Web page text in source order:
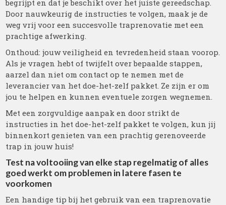
begrijpt en dat je beschikt over het juiste gereedschap.
Door nauwkeurig de instructies te volgen, maak je de
weg vrij voor een succesvolle traprenovatie met een
prachtige afwerking.
Onthoud: jouw veiligheid en tevredenheid staan voorop.
Als je vragen hebt of twijfelt over bepaalde stappen,
aarzel dan niet om contact op te nemen met de
leverancier van het doe-het-zelf pakket. Ze zijn er om
jou te helpen en kunnen eventuele zorgen wegnemen.
Met een zorgvuldige aanpak en door strikt de
instructies in het doe-het-zelf pakket te volgen, kun jij
binnenkort genieten van een prachtig gerenoveerde
trap in jouw huis!
Test na voltooiing van elke stap regelmatig of alles
goed werkt om problemen in latere fasen te
voorkomen
Een handige tip bij het gebruik van een traprenovatie